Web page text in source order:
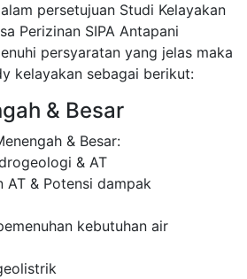
persetujuan Studi Kelayakan
Perizinan SIPA Antapani
persyaratan yang jelas maka
kelayakan sebagai berikut:
& Besar
& Besar:
& AT
AT & Potensi dampak
kebutuhan air